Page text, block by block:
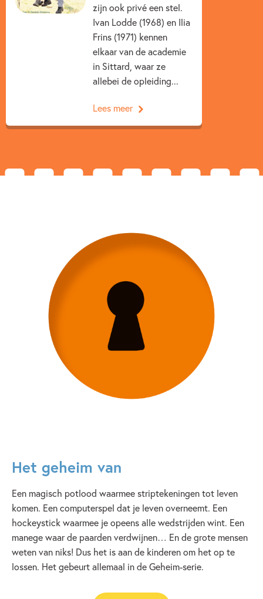
Broers & zussen
Detective & thrillers
Humor
Spanning
ivan & ilia
zijn ook privé een stel.
Ivan Lodde (1968) en Ilia
Frins (1971) kennen
elkaar van de academie
in Sittard, waar ze
allebei de opleiding...
Lees meer
Het geheim van
Een magisch potlood waarmee striptekeningen tot leven
komen. Een computerspel dat je leven overneemt. Een
hockeystick waarmee je opeens alle wedstrijden wint. Een
manege waar de paarden verdwijnen… En de grote mensen
weten van niks! Dus het is aan de kinderen om het op te
lossen. Het gebeurt allemaal in de Geheim-serie.